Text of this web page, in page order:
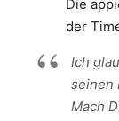
Die
der
Ich
seinen
Mach